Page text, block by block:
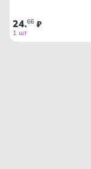
24.66 ₽
1 шт